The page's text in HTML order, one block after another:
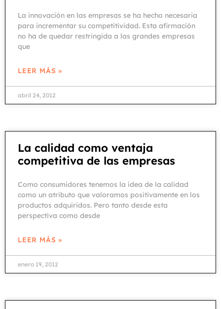
La innovación en las empresas se ha hecho necesaria
para incrementar su competitividad. Esta afirmación
no ha de quedar restringida a las grandes empresas
que
LEER MÁS »
abril 24, 2012
La calidad como ventaja
competitiva de las empresas
Como consumidores tenemos la idea de la calidad
como un atributo que valoramos positivamente en los
productos adquiridos. Pero tanto desde esta
perspectiva como desde
LEER MÁS »
enero 19, 2012